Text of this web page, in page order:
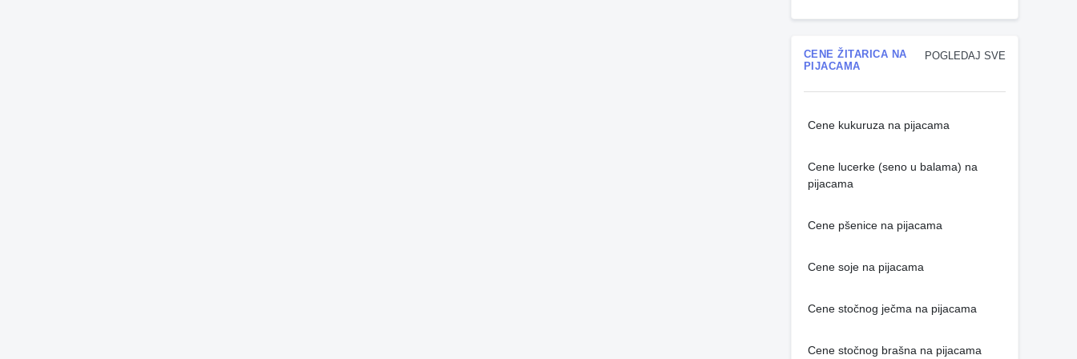
POGLEDAJ SVE
CENE ŽITARICA NA
PIJACAMA
Cene kukuruza na pijacama
Cene lucerke (seno u balama) na
pijacama
Cene pšenice na pijacama
Cene soje na pijacama
Cene stočnog ječma na pijacama
Cene stočnog brašna na pijacama